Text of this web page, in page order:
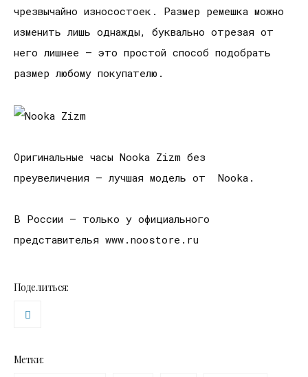
чрезвычайно износостоек. Размер ремешка можно
изменить лишь однажды, буквально отрезая от
него лишнее — это простой способ подобрать
размер любому покупателю.
Оригинальные часы Nooka Zizm без
преувеличения — лучшая модель от Nooka.
В России — только у официального
представителья www.noostore.ru
Поделиться:
Метки: